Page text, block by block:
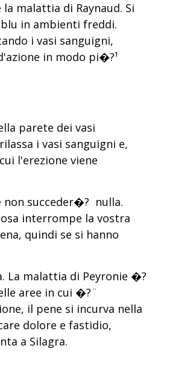
malattia di Raynaud. Si
in ambienti freddi.
i vasi sanguigni,
in modo pi�?¹
parete dei vasi
i vasi sanguigni e,
l'erezione viene
non succeder�? nulla.
interrompe la vostra
quindi se si hanno
La malattia di Peyronie �?
aree in cui �?¨
il pene si incurva nella
dolore e fastidio,
a Silagra.